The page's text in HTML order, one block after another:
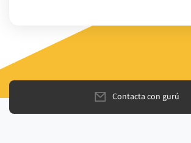
Contacta con gurú